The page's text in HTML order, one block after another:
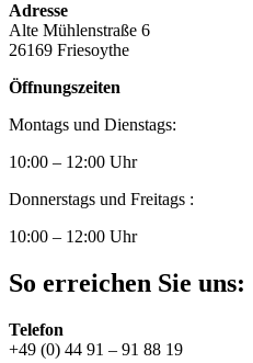
Adresse
Alte Mühlenstraße 6
26169 Friesoythe
Öffnungszeiten
Montags und Dienstags:
10:00 – 12:00 Uhr
Donnerstags und Freitags :
10:00 – 12:00 Uhr
So erreichen Sie uns:
Telefon
+49 (0) 44 91 – 91 88 19